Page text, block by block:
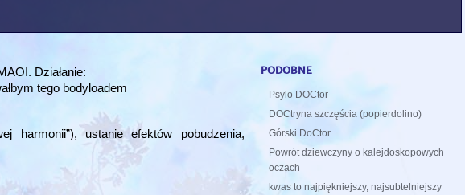
podobne
Psylo DOCtor
DOCtryna szczęścia (popierdolino)
Górski DoCtor
Powrót dziewczyny o kalejdoskopowych
oczach
kwas to najpiękniejszy, najsubtelniejszy
Działanie:
tego bodyloadem
harmonii”), ustanie efektów pobudzenia,